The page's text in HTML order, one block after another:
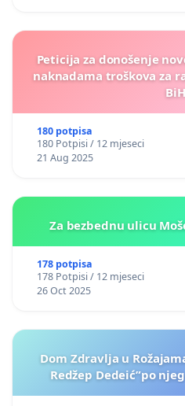
Peticija za donošenje
naknadama troškova za
BiH
180 potpisa
180 Potpisi / 12 mjeseci
21 Aug 2025
Za bezbednu ulicu
178 potpisa
178 Potpisi / 12 mjeseci
26 Oct 2025
Dom Zdravlja u
Redžep Dedeić”po